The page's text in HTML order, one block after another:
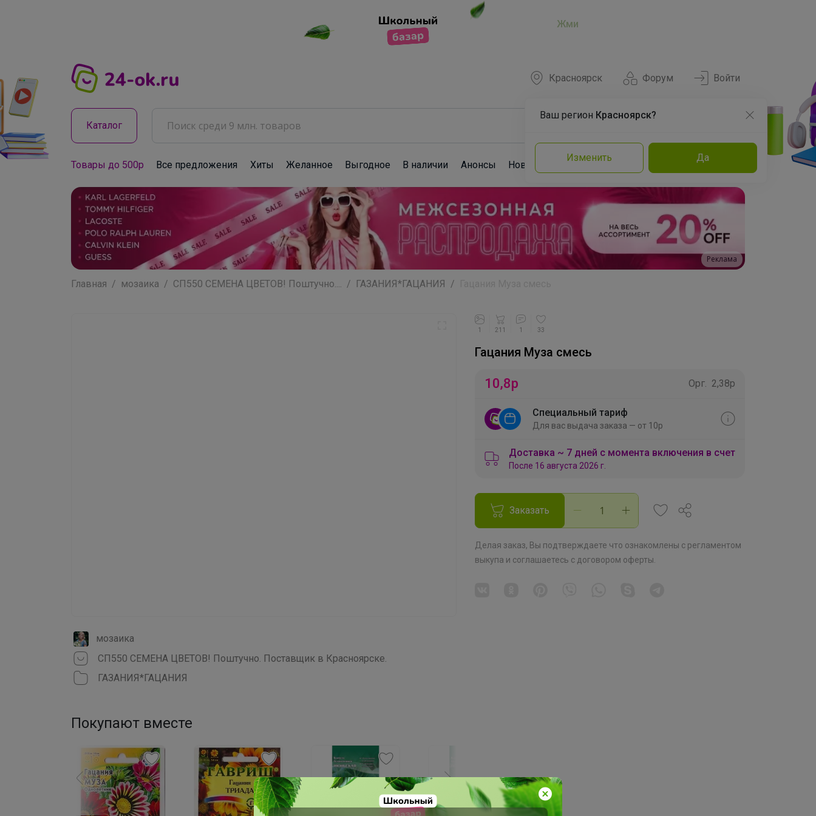
Жми
Форум
Красноярск
Ваш регион Красноярск?
Изменить Да
Войти
Каталог
Товары до 500р Все предложения Хиты Желанное Выгодное В наличии Анонсы Новости Команда Эксперты
Реклама
Главная мозаика СП550 СЕМЕНА ЦВЕТОВ! Поштучно.... ГАЗАНИЯ*ГАЦАНИЯ
мозаика
СП550 СЕМЕНА ЦВЕТОВ! Поштучно. Поставщик в Красноярске.
ГАЗАНИЯ*ГАЦАНИЯ
Покупают вместе
1 211 1 33
Гацания Муза смесь
10,8р Орг. 2,38р
Специальный тариф
Для вас выдача заказа — от 10р
Доставка ~ 7 дней с момента включения в счет
После 16 августа 2026 г.
Заказать
Делая заказ, Вы подтверждаете что ознакомлены с регламентом
выкупа и соглашаетесь с договором оферты